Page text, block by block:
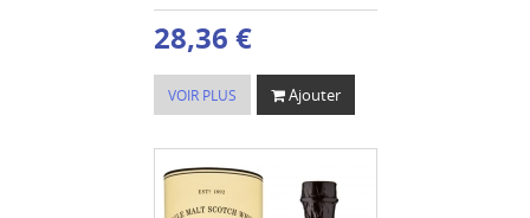
28,36 €
VOIR PLUS Ajouter